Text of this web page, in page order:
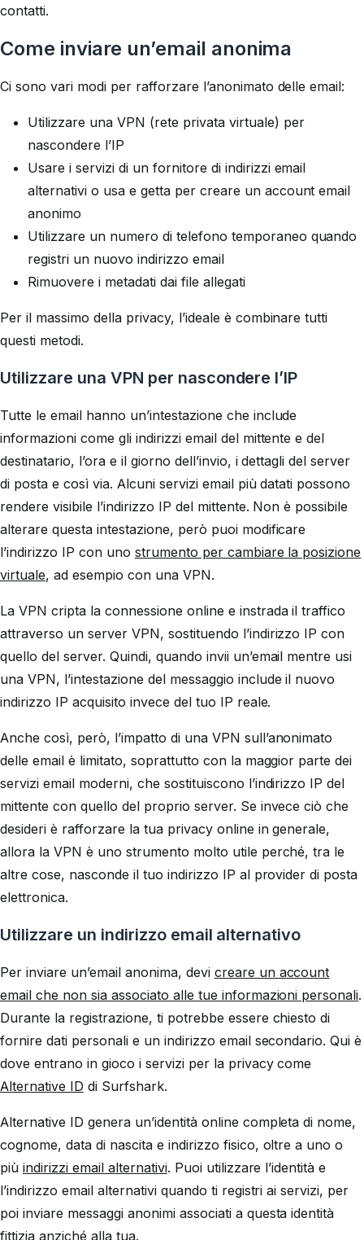
contatti.
Come inviare un’email anonima
Ci sono vari modi per rafforzare l’anonimato delle email:
Utilizzare una VPN (rete privata virtuale) per
nascondere l’IP
Usare i servizi di un fornitore di indirizzi email
alternativi o usa e getta per creare un account email
anonimo
Utilizzare un numero di telefono temporaneo quando
registri un nuovo indirizzo email
Rimuovere i metadati dai file allegati
Per il massimo della privacy, l’ideale è combinare tutti
questi metodi.
Utilizzare una VPN per nascondere l’IP
Tutte le email hanno un’intestazione che include
informazioni come gli indirizzi email del mittente e del
destinatario, l’ora e il giorno dell’invio, i dettagli del server
di posta e così via. Alcuni servizi email più datati possono
rendere visibile l’indirizzo IP del mittente. Non è possibile
alterare questa intestazione, però puoi modificare
l’indirizzo IP con uno strumento per cambiare la posizione
virtuale, ad esempio con una VPN.
La VPN cripta la connessione online e instrada il traffico
attraverso un server VPN, sostituendo l’indirizzo IP con
quello del server. Quindi, quando invii un’email mentre usi
una VPN, l’intestazione del messaggio include il nuovo
indirizzo IP acquisito invece del tuo IP reale.
Anche così, però, l’impatto di una VPN sull’anonimato
delle email è limitato, soprattutto con la maggior parte dei
servizi email moderni, che sostituiscono l’indirizzo IP del
mittente con quello del proprio server. Se invece ciò che
desideri è rafforzare la tua privacy online in generale,
allora la VPN è uno strumento molto utile perché, tra le
altre cose, nasconde il tuo indirizzo IP al provider di posta
elettronica.
Utilizzare un indirizzo email alternativo
Per inviare un’email anonima, devi creare un account
email che non sia associato alle tue informazioni personali.
Durante la registrazione, ti potrebbe essere chiesto di
fornire dati personali e un indirizzo email secondario. Qui è
dove entrano in gioco i servizi per la privacy come
Alternative ID di Surfshark.
Alternative ID genera un’identità online completa di nome,
cognome, data di nascita e indirizzo fisico, oltre a uno o
più indirizzi email alternativi. Puoi utilizzare l’identità e
l’indirizzo email alternativi quando ti registri ai servizi, per
poi inviare messaggi anonimi associati a questa identità
fittizia anziché alla tua.